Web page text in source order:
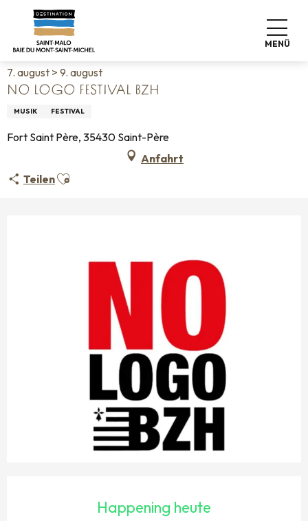
contenu
MENÜ
Startseite
Veranstaltungskalender
No Logo Festival BZH
7. august > 9. august
NO LOGO FESTIVAL BZH
MUSIK FESTIVAL
Fort Saint Père, 35430 Saint-Père
Anfahrt
TeilenAjouter aux favoris
Happening heute